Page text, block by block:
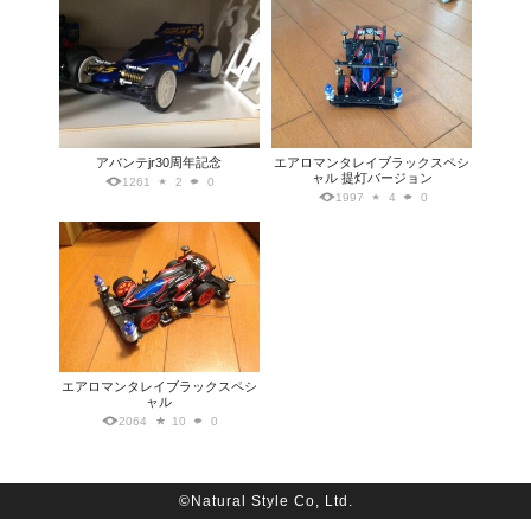
アバンテjr30周年記念
1261 2 0
エアロマンタレイブラックスペシ
ャル 提灯バージョン
1997 4 0
エアロマンタレイブラックスペシ
ャル
2064 10 0
©Natural Style Co, Ltd.